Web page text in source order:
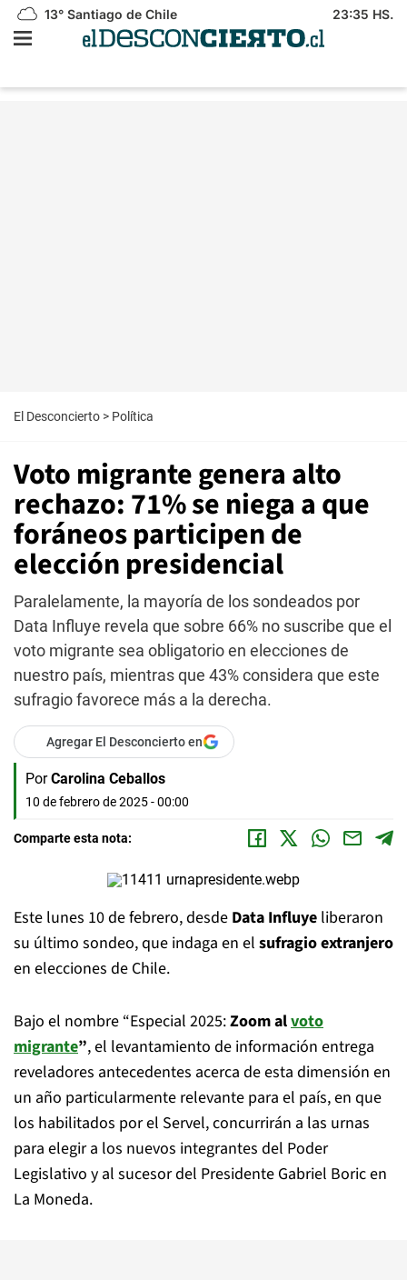
13° Santiago de Chile 23:35 HS.
El Desconcierto > Política
Voto migrante genera alto
rechazo: 71% se niega a que
foráneos participen de
elección presidencial
Paralelamente, la mayoría de los sondeados por
Data Influye revela que sobre 66% no suscribe que el
voto migrante sea obligatorio en elecciones de
nuestro país, mientras que 43% considera que este
sufragio favorece más a la derecha.
Agregar El Desconcierto en
Por Carolina Ceballos
10 de febrero de 2025 - 00:00
Comparte esta nota:
Este lunes 10 de febrero, desde Data Influye liberaron
su último sondeo, que indaga en el sufragio extranjero
en elecciones de Chile.
Bajo el nombre “Especial 2025:Zoom alvoto
migrante”, el levantamiento de información entrega
reveladores antecedentes acerca de esta dimensión en
un año particularmente relevante para el país, en que
los habilitados por el Servel, concurrirán a las urnas
para elegir a los nuevos integrantes del Poder
Legislativo y al sucesor del Presidente Gabriel Boric en
La Moneda.